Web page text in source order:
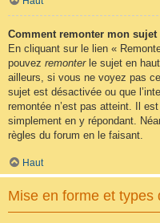
Comment remonter mon sujet
En cliquant sur le lien «
pouvez remonterle sujet en
ailleurs, si vous ne voyez pas
sujet est désactivée ou que
remontée n’est pas atteint. Il
simplement en y répondant.
règles du forum en le faisant.
Haut
Mise en forme et types